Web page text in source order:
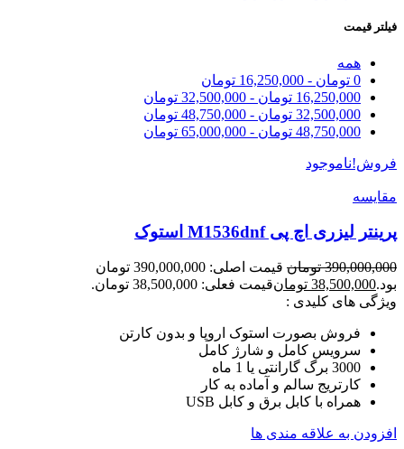
فیلتر قیمت
همه
0 تومان -
16,250,000 تومان
16,250,000 تومان -
32,500,000 تومان
32,500,000 تومان -
48,750,000 تومان
48,750,000 تومان -
65,000,000 تومان
فروش!ناموجود
مقایسه
پرینتر لیزری اچ پی M1536dnf استوک
390,000,000 تومان
قیمت اصلی: 390,000,000 تومان
بود.38,500,000 تومانقیمت فعلی: 38,500,000 تومان.
ویژگی های کلیدی :
فروش بصورت استوک اروپا و بدون کارتن
سرویس کامل و شارژ کامل
3000 برگ گارانتی یا 1 ماه
کارتریج سالم و آماده به کار
همراه با کابل برق و کابل USB
افزودن به علاقه مندی ها